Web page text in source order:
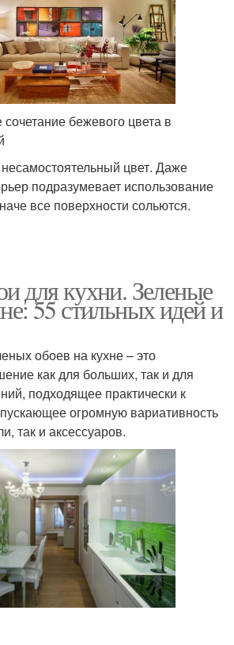
бежевого цвета в
цвет. Даже
подразумевает использование
все поверхности сольются.
для кухни. Зеленые
55 стильных идей и
обоев на кухне – это
как для больших, так и для
подходящее практически к
огромную вариативность
так и аксессуаров.